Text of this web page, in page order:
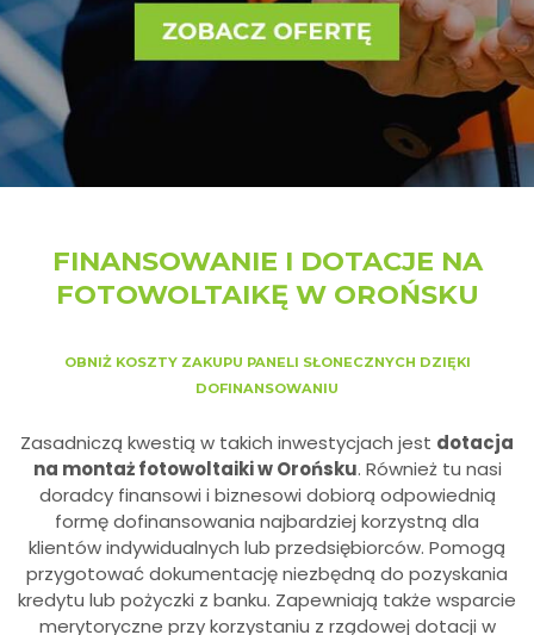
FINANSOWANIE I DOTACJE NA
FOTOWOLTAIKĘ W OROŃSKU
OBNIŻ KOSZTY ZAKUPU PANELI SŁONECZNYCH DZIĘKI
DOFINANSOWANIU
Zasadniczą kwestią w takich inwestycjach jest dotacja
na montaż fotowoltaiki w Orońsku. Również tu nasi
doradcy finansowi i biznesowi dobiorą odpowiednią
formę dofinansowania najbardziej korzystną dla
klientów indywidualnych lub przedsiębiorców. Pomogą
przygotować dokumentację niezbędną do pozyskania
kredytu lub pożyczki z banku. Zapewniają także wsparcie
merytoryczne przy korzystaniu z rządowej dotacji w